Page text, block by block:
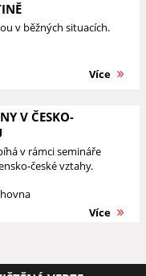
v běžných situacích.
Více
V ČESKO-
v rámci semináře
české vztahy.
Více